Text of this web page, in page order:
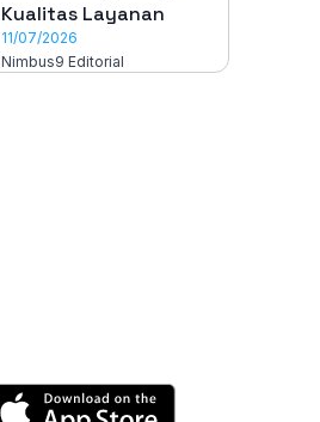
Kualitas Layanan
11/07/2026
Nimbus9 Editorial